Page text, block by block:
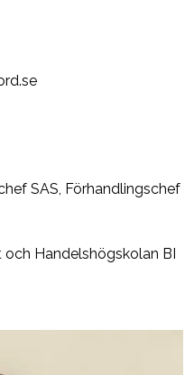
SAS, Förhandlingschef
Handelshögskolan BI